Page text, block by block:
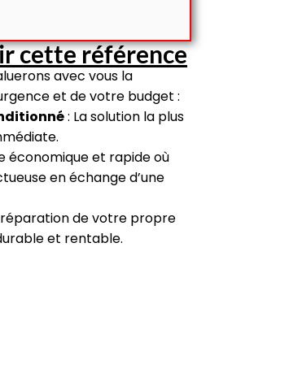
cette référence
avec vous la
et de votre budget :
: La solution la plus
économique et rapide où
en échange d’une
réparation de votre propre
et rentable.